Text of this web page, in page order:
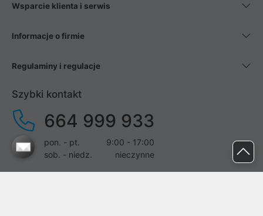
Wsparcie klienta i serwis
Informacje o firmie
Regulaminy i regulacje
Szybki kontakt
664 999 933
pon. - pt.
9:00 - 17:00
sob. - niedz.
nieczynne